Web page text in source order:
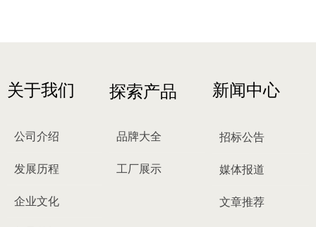
关于我们
公司介绍
发展历程
企业文化
探索产品
品牌大全
工厂展示
招标公告
媒体报道
文章推荐
新闻中心